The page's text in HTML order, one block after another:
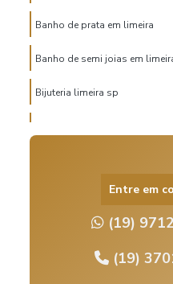
Banho de prata em limeira
Banho de semi joias em
Bijuteria limeira sp
Fabricante semijoias atacado
Fornecedor de semijoias
Fornecedor de semijoias
Entre em
(19)
(19)